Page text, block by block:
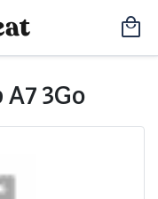
3Go